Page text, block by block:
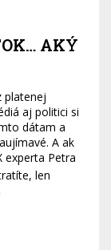
AKÝ
platenej
aj politici si
dátam a
A ak
experta Petra
len